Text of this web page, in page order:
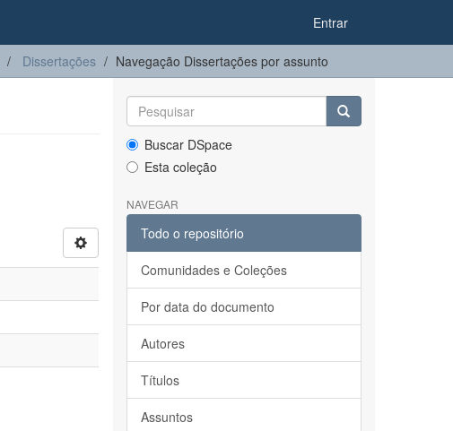
Entrar
Dissertações Navegação Dissertações por assunto
Buscar DSpace
Esta coleção
NAVEGAR
Todo o repositório
Comunidades e Coleções
Por data do documento
Autores
Títulos
Assuntos